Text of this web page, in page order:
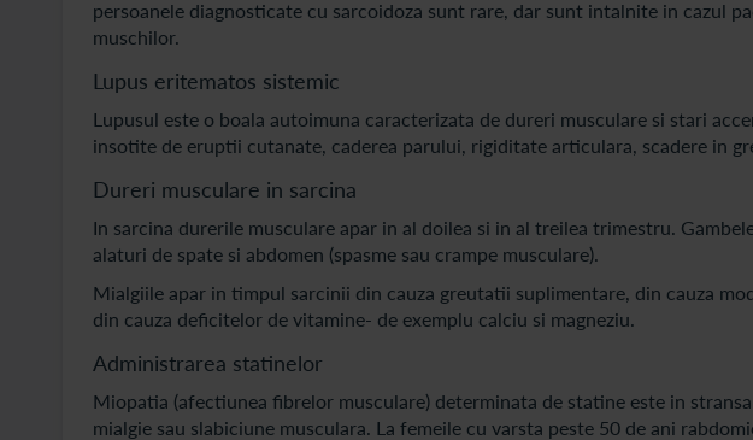
persoanele diagnosticate cu sarcoidoza sunt rare, dar sunt intalnite in cazul
muschilor.
Lupus eritematos sistemic
Lupusul este o boala autoimuna caracterizata de dureri musculare si stari
insotite de eruptii cutanate, caderea parului, rigiditate articulara, scadere in
Dureri musculare in sarcina
In sarcina durerile musculare apar in al doilea si in al treilea trimestru.
alaturi de spate si abdomen (spasme sau crampe musculare).
Mialgiile apar in timpul sarcinii din cauza greutatii suplimentare, din cauza
din cauza deficitelor de vitamine- de exemplu calciu si magneziu.
Administrarea statinelor
Miopatia (afectiunea fibrelor musculare) determinata de statine este in
mialgie sau slabiciune musculara. La femeile cu varsta peste 50 de ani